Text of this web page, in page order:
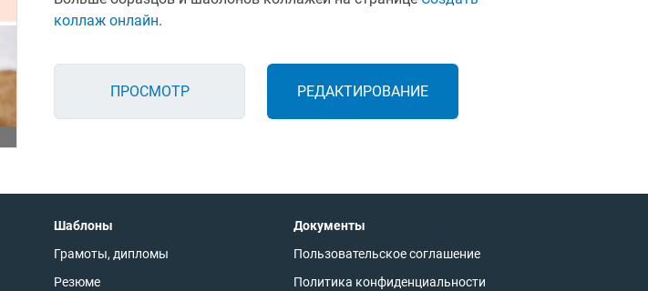
коллаж онлайн.
ПРОСМОТР РЕДАКТИРОВАНИЕ
Шаблоны
Грамоты, дипломы
Резюме
Документы
Пользовательское соглашение
Политика конфиденциальности